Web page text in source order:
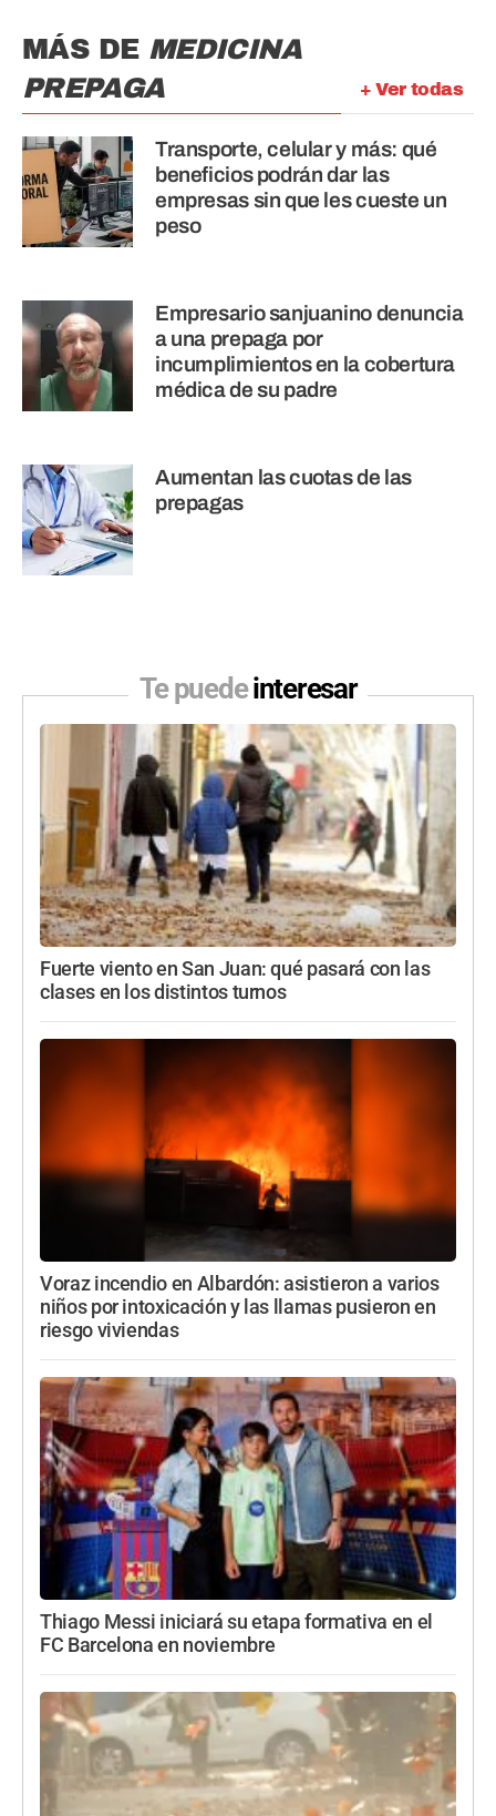
+ Ver todas
MÁS DE MEDICINA
PREPAGA
Transporte, celular y más: qué
beneficios podrán dar las
empresas sin que les cueste un
peso
Empresario sanjuanino denuncia
a una prepaga por
incumplimientos en la cobertura
médica de su padre
Aumentan las cuotas de las
prepagas
Te puedeinteresar
Fuerte viento en San Juan: qué pasará con las
clases en los distintos turnos
Voraz incendio en Albardón: asistieron a varios
niños por intoxicación y las llamas pusieron en
riesgo viviendas
Thiago Messi iniciará su etapa formativa en el
FC Barcelona en noviembre